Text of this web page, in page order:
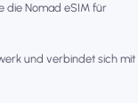
die Nomad eSIM für
und verbindet sich mit